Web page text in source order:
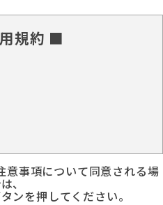
規約 ■
意事項について同意される場
、
ンを押してください。